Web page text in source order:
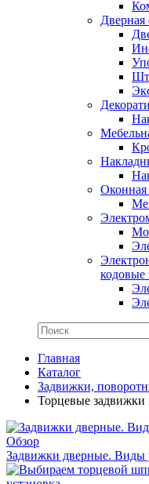
Дверная
Оконная
кодовые
Главная
Каталог
Задвижки,
Торцевые
Обзор
Задвижки дверные. Виды